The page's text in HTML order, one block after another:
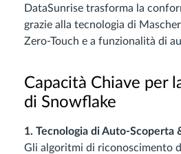
DataSunrise trasforma la
grazie alla tecnologia di
Zero-Touch e a funzionalità di
Capacità Chiave per
di Snowflake
1. Tecnologia di Auto-Scoperta
Gli algoritmi di riconoscimento